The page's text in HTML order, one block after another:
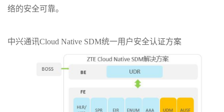
络的安全可靠。
中兴通讯Cloud Native SDM统一用户安全认证方案